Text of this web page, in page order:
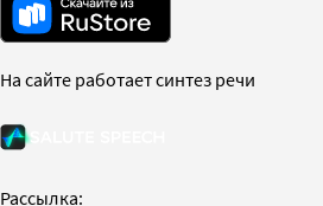
На сайте работает синтез речи
Рассылка: